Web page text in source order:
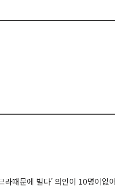
때문에 빌다’ 의인이 10명이없